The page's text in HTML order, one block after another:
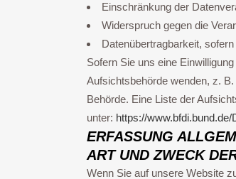
Einschränkung der
Widerspruch gegen die
Datenübertragbarkeit,
Sofern Sie uns eine
Aufsichtsbehörde wenden, z.
Behörde. Eine Liste der
unter: https://
ERFASSUNG
ART UND ZWECK
Wenn Sie auf unsere Website